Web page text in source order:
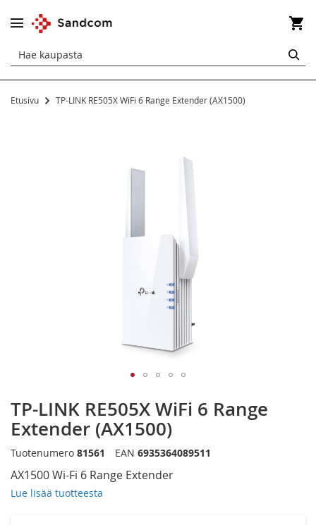
Etusivu TP-LINK RE505X WiFi 6 Range Extender (AX1500)
kuvagallerian
alkuun
TP-LINK RE505X WiFi 6 Range
Extender (AX1500)
AX1500 Wi-Fi 6 Range Extender
Lue lisää tuotteesta
Tuotenumero 81561 EAN 6935364089511